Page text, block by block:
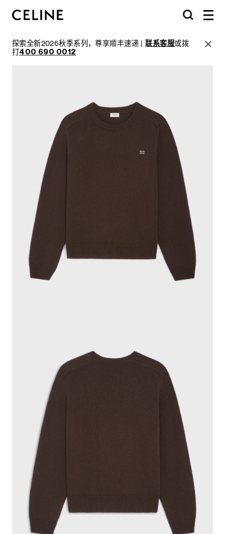
探索全新2026秋季系列，尊享顺丰速递 |联系客服或拨
打400 690 0012